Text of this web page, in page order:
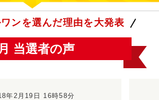
ンを選んだ理由を大発表
当選者の声
年2月19日 16時58分